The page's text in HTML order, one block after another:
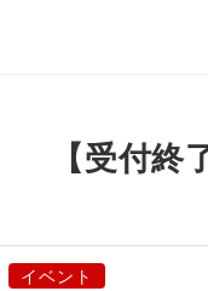
【受付
イベント